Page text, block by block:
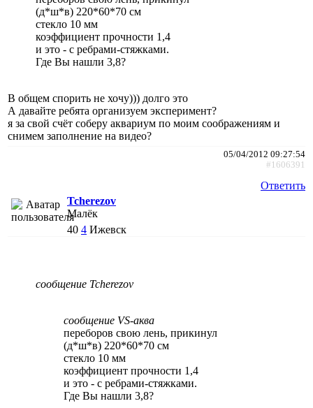
(д*ш*в) 220*60*70 см
стекло 10 мм
коэффициент прочности 1,4
и это - с ребрами-стяжками.
Где Вы нашли 3,8?
В общем спорить не хочу))) долго это
А давайте ребята организуем эксперимент?
я за свой счёт соберу аквариум по моим соображениям и
снимем заполнение на видео?
05/04/2012 09:27:54
#1606391
Ответить
Tcherezov
Малёк
40 4 Ижевск
сообщение Tcherezov
сообщение VS-аква
переборов свою лень, прикинул
(д*ш*в) 220*60*70 см
стекло 10 мм
коэффициент прочности 1,4
и это - с ребрами-стяжками.
Где Вы нашли 3,8?